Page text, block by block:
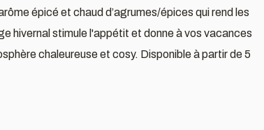
épicé et chaud d’agrumes/épices qui rend les
hivernal stimule l'appétit et donne à vos vacances
chaleureuse et cosy. Disponible à partir de 5